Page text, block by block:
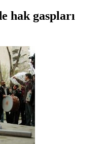
hak gaspları